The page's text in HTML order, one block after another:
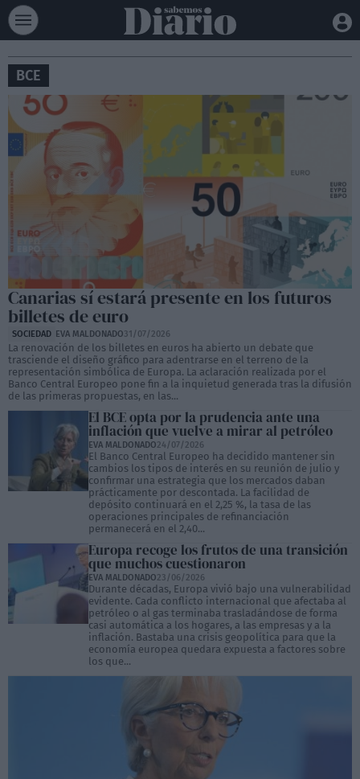
BCE
Canarias sí estará presente en los futuros
billetes de euro
SOCIEDAD EVA MALDONADO31/07/2026
La renovación de los billetes en euros ha abierto un debate que
trasciende el diseño gráfico para adentrarse en el terreno de la
representación simbólica de Europa. La aclaración realizada por el
Banco Central Europeo pone fin a la inquietud generada tras la difusión
de las primeras propuestas, en las...
El BCE opta por la prudencia ante una
inflación que vuelve a mirar al petróleo
EVA MALDONADO24/07/2026
El Banco Central Europeo ha decidido mantener sin
cambios los tipos de interés en su reunión de julio y
confirmar una estrategia que los mercados daban
prácticamente por descontada. La facilidad de
depósito continuará en el 2,25 %, la tasa de las
operaciones principales de refinanciación
permanecerá en el 2,40...
Europa recoge los frutos de una transición
que muchos cuestionaron
EVA MALDONADO23/06/2026
Durante décadas, Europa vivió bajo una vulnerabilidad
evidente. Cada conflicto internacional que afectaba al
petróleo o al gas terminaba trasladándose de forma
casi automática a los hogares, a las empresas y a la
inflación. Bastaba una crisis geopolítica para que la
economía europea quedara expuesta a factores sobre
los que...